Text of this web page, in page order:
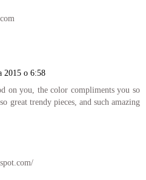
2015 o 6:58
on you, the color compliments you so
great trendy pieces, and such amazing